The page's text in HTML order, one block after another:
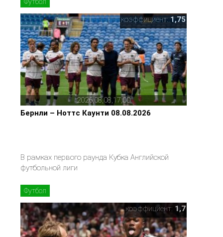
2026,08,08,17,00
коэффициент: 1,75
Бернли – Ноттс Каунти 08.08.2026
В рамках первого раунда Кубка Английской
футбольной лиги
Футбол
коэффициент: 1,7